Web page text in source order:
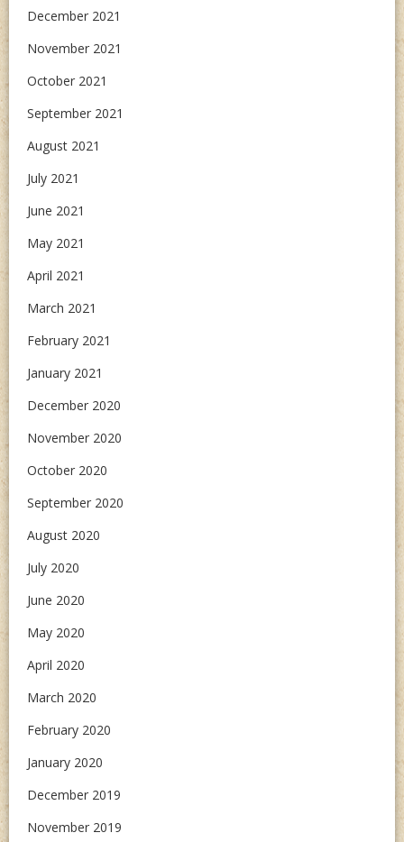
December 2021
November 2021
October 2021
September 2021
August 2021
July 2021
June 2021
May 2021
April 2021
March 2021
February 2021
January 2021
December 2020
November 2020
October 2020
September 2020
August 2020
July 2020
June 2020
May 2020
April 2020
March 2020
February 2020
January 2020
December 2019
November 2019